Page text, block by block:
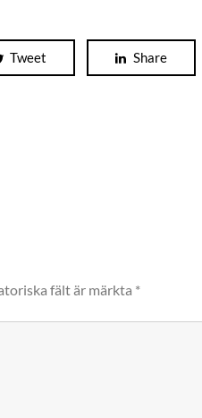
Tweet Share
fält är märkta *